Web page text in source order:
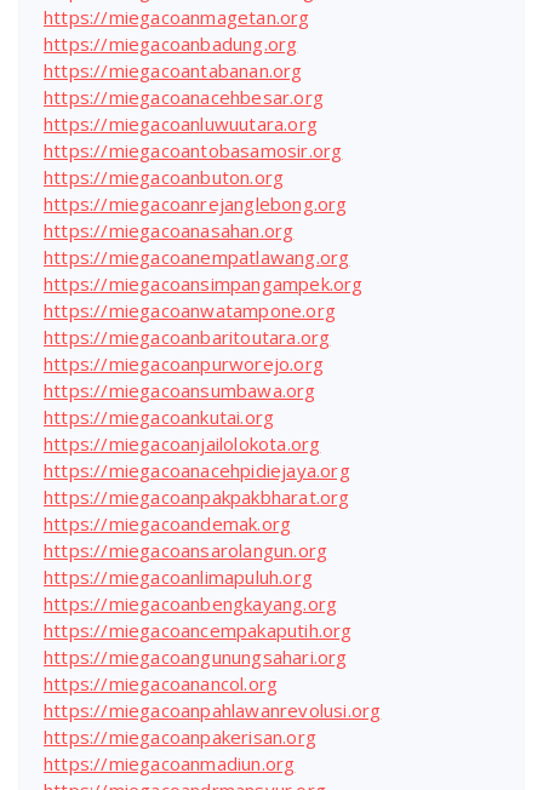
https://miegacoanmagetan.org
https://miegacoanbadung.org
https://miegacoantabanan.org
https://miegacoanacehbesar.org
https://miegacoanluwuutara.org
https://miegacoantobasamosir.org
https://miegacoanbuton.org
https://miegacoanrejanglebong.org
https://miegacoanasahan.org
https://miegacoanempatlawang.org
https://miegacoansimpangampek.org
https://miegacoanwatampone.org
https://miegacoanbaritoutara.org
https://miegacoanpurworejo.org
https://miegacoansumbawa.org
https://miegacoankutai.org
https://miegacoanjailolokota.org
https://miegacoanacehpidiejaya.org
https://miegacoanpakpakbharat.org
https://miegacoandemak.org
https://miegacoansarolangun.org
https://miegacoanlimapuluh.org
https://miegacoanbengkayang.org
https://miegacoancempakaputih.org
https://miegacoangunungsahari.org
https://miegacoanancol.org
https://miegacoanpahlawanrevolusi.org
https://miegacoanpakerisan.org
https://miegacoanmadiun.org